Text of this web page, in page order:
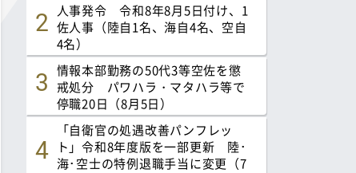
人事発令 令和8年8月5日付け、1
佐人事（陸自1名、海自4名、空自
4名）
情報本部勤務の50代3等空佐を懲
戒処分 パワハラ・マタハラ等で
停職20日（8月5日）
「自衛官の処遇改善パンフレッ
ト」令和8年度版を一部更新 陸･
海･空士の特例退職手当に変更（7